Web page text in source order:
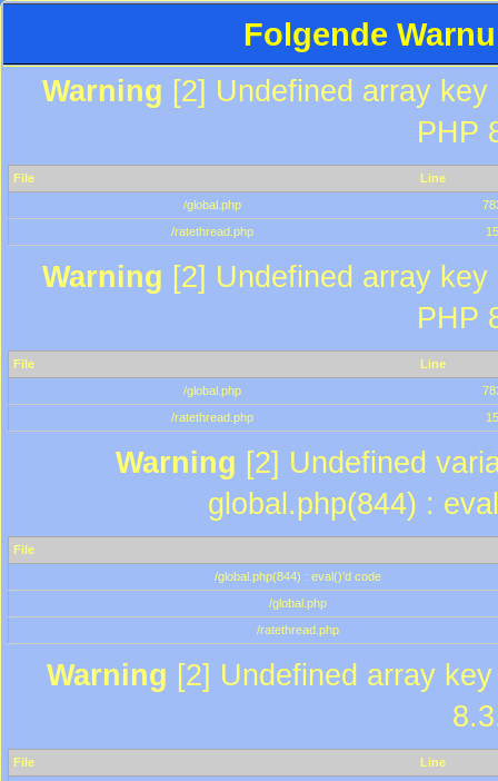
Folgende
Warning [2] Undefined array
PHP
File
Line
/global.php
/ratethread.php
15
Warning [2] Undefined array
PHP
File
Line
/global.php
/ratethread.php
15
Warning [2] Undefined
global.php(844) :
File
/global.php(844) : eval()'d code
/global.php
/ratethread.php
Warning [2] Undefined array
File
Line